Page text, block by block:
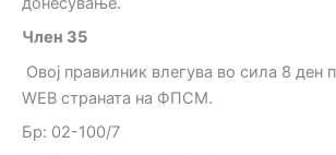
Член 35
Овој правилник влегува во сила 8 ден
WEB страната на ФПСМ.
Бр: 02-100/7